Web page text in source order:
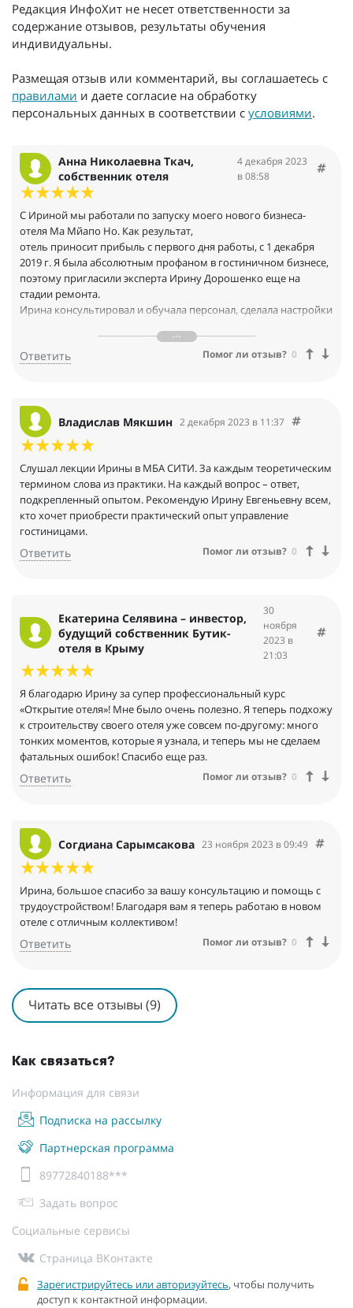
Редакция ИнфоХит не несет ответственности за
содержание отзывов, результаты обучения
индивидуальны.
Размещая отзыв или комментарий, вы соглашаетесь с
правилами и даете согласие на обработку
персональных данных в соответствии с условиями.
Анна Николаевна Ткач,
собственник отеля
4 декабря 2023
в 08:58
С Ириной мы работали по запуску моего нового бизнеса-
отеля Ма Мйапо Но. Как результат,
отель приносит прибыль с первого дня работы, с 1 декабря
2019 г. Я была абсолютным профаном в гостиничном бизнесе,
поэтому пригласили эксперта Ирину Дорошенко еще на
стадии ремонта.
Ирина консультировал и обучала персонал, сделала настройки
подключение кассы и всех онлайн продаж. Ирина написала
"Стандарты", по которым мы успешно работаем и получаем
языком, особенно на примерах и историях из реальной жизни.
Все это помогло нашим администраторам очень быстро
освоить 4 программы, сложности с
Букингом, с кассами и отчетными документами. Рекомендую
Ирину Дорошенко, с такими профессионалами легко учиться
и делать новые бизнесы!
Ответить Помог ли отзыв? 0
Владислав Мякшин 2 декабря 2023 в 11:37
Слушал лекции Ирины в МБА СИТИ. За каждым теоретическим
термином слова из практики. На каждый вопрос – ответ,
подкрепленный опытом. Рекомендую Ирину Евгеньевну всем,
кто хочет приобрести практический опыт управление
гостиницами.
Ответить Помог ли отзыв? 0
Екатерина Селявина – инвестор,
будущий собственник Бутик-
отеля в Крыму
30
ноября
2023 в
21:03
Я благодарю Ирину за супер профессиональный курс
«Открытие отеля»! Мне было очень полезно. Я теперь подхожу
к строительству своего отеля уже совсем по-другому: много
тонких моментов, которые я узнала, и теперь мы не сделаем
фатальных ошибок! Спасибо еще раз.
Ответить Помог ли отзыв? 0
Согдиана Сарымсакова 23 ноября 2023 в 09:49
Ирина, большое спасибо за вашу консультацию и помощь с
трудоустройством! Благодаря вам я теперь работаю в новом
отеле с отличным коллективом!
Ответить Помог ли отзыв? 0
Читать все отзывы (9)
Как связаться?
Информация для связи
Подписка на рассылку
Партнерская программа
89772840188***
Задать вопрос
Социальные сервисы
Страница ВКонтакте
Зарегистрируйтесь или авторизуйтесь, чтобы получить
доступ к контактной информации.